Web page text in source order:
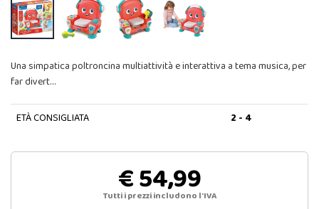
Una simpatica poltroncina multiattività e interattiva a tema musica, per
far divert…
ETÀ CONSIGLIATA 2 - 4
€ 54,99
Tutti i prezzi includono l'IVA